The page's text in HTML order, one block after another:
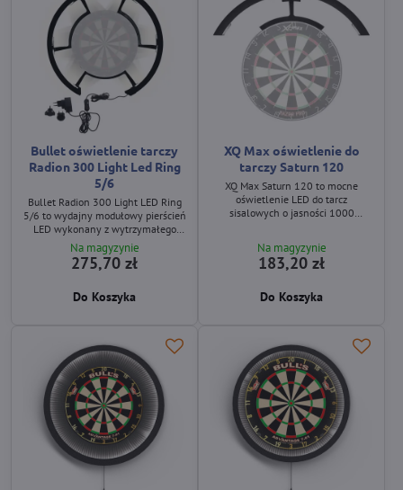
Bullet oświetlenie tarczy
Radion 300 Light Led Ring
5/6
Bullet Radion 300 Light LED Ring
5/6 to wydajny modułowy pierścień
LED wykonany z wytrzymałego
plastiku ABS, zapewniający jasne i
równomierne oświetlenie tarczy
sisalowej bez cieni.
Na magyzynie
275,70 zł
Do Koszyka
XQ Max oświetlenie do
tarczy Saturn 120
XQ Max Saturn 120 to mocne
oświetlenie LED do tarcz
sisalowych o jasności 1000
Na magyzynie
183,20 zł
Do Koszyka